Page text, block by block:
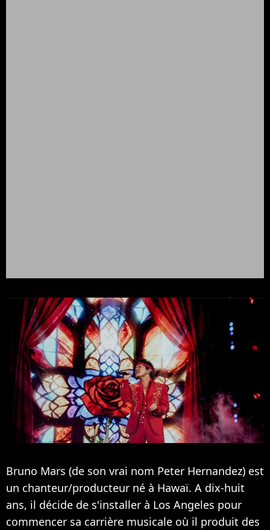
Bruno Mars (de son vrai nom Peter Hernandez) est
un chanteur/producteur né à Hawaï. A dix-huit
ans, il décide de s'installer à Los Angeles pour
commencer sa carrière musicale où il produit des